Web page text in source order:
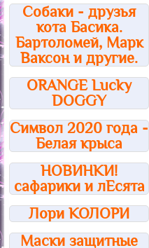
Собаки - друзья
кота Басика.
Бартоломей, Марк
Ваксон и другие.
ORANGE Lucky
DOGGY
Символ 2020 года -
Белая крыса
НОВИНКИ!
сафарики и лЕсята
Лори КОЛОРИ
Маски защитные